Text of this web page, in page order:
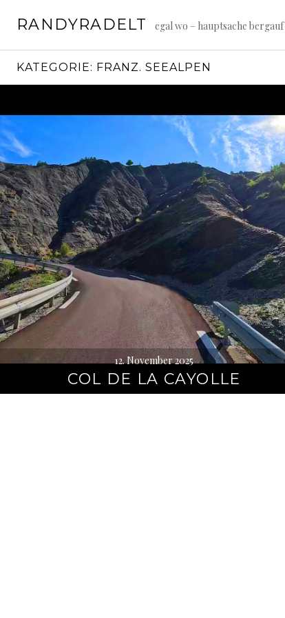
zumRANDYRADELT egal wo – hauptsache bergauf
KATEGORIE: FRANZ. SEEALPEN
12. November 2025
COL DE LA CAYOLLE